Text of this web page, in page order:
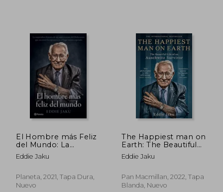
55%
dcto.
El Hombre más Feliz
del Mundo: La
Extraordinaria Vida de
un Superviviente de
Ficción)
Eddie Jaku
Planeta, 2021, Tapa Dura,
Nuevo
The Happiest man on
Earth: The Beautiful
Life of an Auschwitz
Survivor (en Inglés)
Eddie Jaku
Pan Macmillan, 2022, Tapa
Blanda, Nuevo